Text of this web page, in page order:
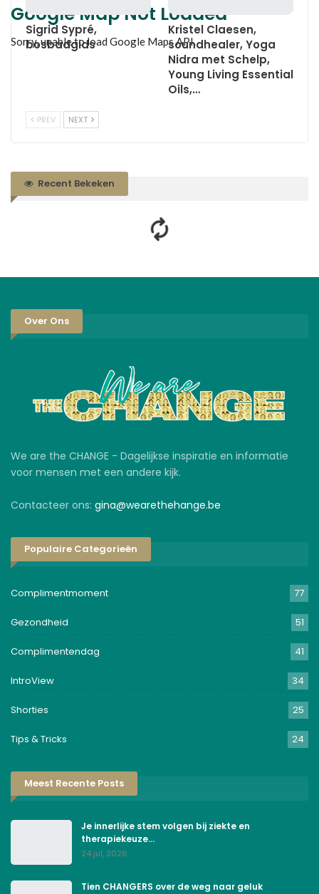
Google Map Not Loaded
Sorry, unable to load Google Maps API.
Sigrid Sypré,
bosbadgids
Kristel Claesen,
soundhealer, Yoga
Nidra met Schelp,
Young Living Essential
Oils,…
PREV NEXT
Recent Bekeken
Over Ons
We are the CHANGE - Dagelijkse inspiratie en informatie
voor mensen met een andere kijk.
Contacteer ons: gina@wearethehange.be
Populaire Categorieën
Complimentmoment 77
Gezondheid 51
Complimentendag 41
IntroView 34
Shorties 25
Tips & Tricks 24
Meest Recente Posts
Je innerlijke stem volgen bij ziekte en
therapiekeuze…
24 jul, 2026
Tien CHANGERS over de weg naar geluk